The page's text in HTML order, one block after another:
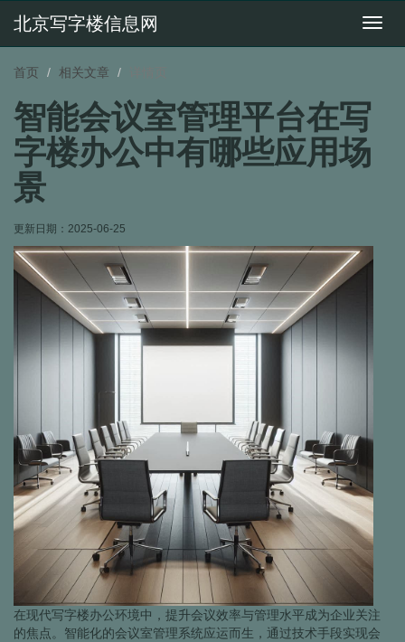
切
北京写字楼信息网
首页 相关文章
智能会议室管理平台在写
字楼办公中有哪些应用场
景
更新日期： 2025-06-25
在现代写字楼办公环境中，提升会议效率与管理水平成为企业关注
的焦点。智能化的会议室管理系统应运而生，通过技术手段实现会